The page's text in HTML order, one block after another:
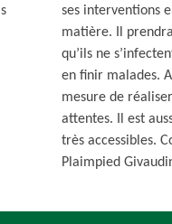
ses interventions
matière. Il
qu’ils ne
en finir malades.
mesure de
attentes. Il est
très accessibles.
Plaimpied